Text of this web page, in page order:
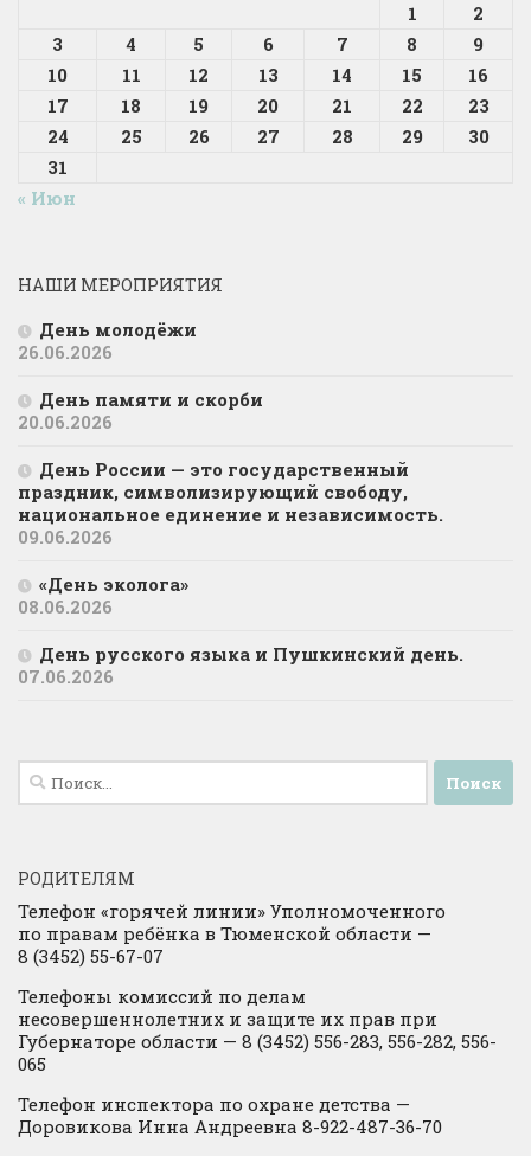
1
2
3
4 5 6 7 8
9
10
11 12 13 14 15
16
17
18 19 20 21 22
23
24
25 26 27 28 29
30
31
« Июн
НАШИ МЕРОПРИЯТИЯ
День молодёжи
26.06.2026
День памяти и скорби
20.06.2026
День России — это государственный
праздник, символизирующий свободу,
национальное единение и независимость.
09.06.2026
«День эколога»
08.06.2026
День русского языка и Пушкинский день.
07.06.2026
Найти:
РОДИТЕЛЯМ
Телефон «горячей линии» Уполномоченного
по правам ребёнка в Тюменской области —
8 (3452) 55-67-07
Телефоны комиссий по делам
несовершеннолетних и защите их прав при
Губернаторе области — 8 (3452) 556-283, 556-282, 556-
065
Телефон инспектора по охране детства —
Доровикова Инна Андреевна 8-922-487-36-70